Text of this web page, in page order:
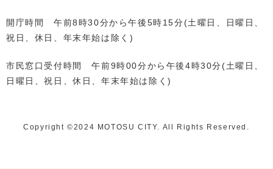
開庁時間 午前8時30分から午後5時15分(土曜日、日曜日、
祝日、休日、年末年始は除く)
市民窓口受付時間 午前9時00分から午後4時30分(土曜日、
日曜日、祝日、休日、年末年始は除く)
Copyright ©️2024 MOTOSU CITY. All Rights Reserved.